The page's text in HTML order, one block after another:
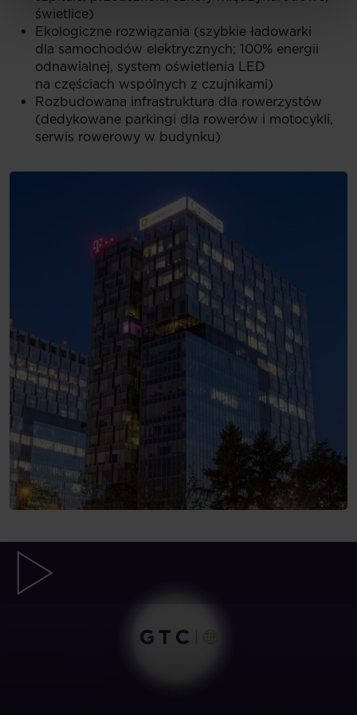
świetlice)
Ekologiczne rozwiązania (szybkie ładowarki
dla samochodów elektrycznych; 100% energii
odnawialnej, system oświetlenia LED
na częściach wspólnych z czujnikami)
Rozbudowana infrastruktura dla rowerzystów
(dedykowane parkingi dla rowerów i motocykli,
serwis rowerowy w budynku)